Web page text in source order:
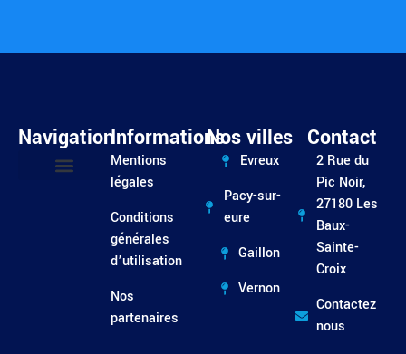
NavigationInformations
Mentions
légales
Conditions
générales
d’utilisation
Nos
partenaires
Nos villes
Evreux
Pacy-sur-
eure
Gaillon
Vernon
Contact
2 Rue du
Pic Noir,
27180 Les
Baux-
Sainte-
Croix
Contactez
nous